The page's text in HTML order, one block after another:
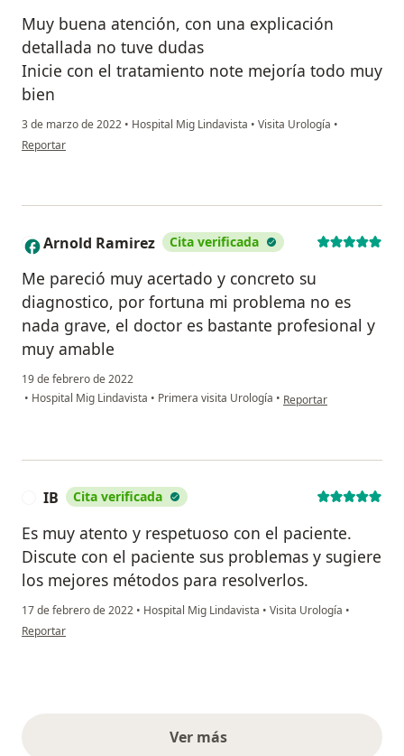
Muy buena atención, con una explicación
detallada no tuve dudas
Inicie con el tratamiento note mejoría todo muy
bien
3 de marzo de 2022 • Hospital Mig Lindavista • Visita Urología •
en opinión del usuario Ana
Reportar
A Arnold Ramirez Cita verificada
Me pareció muy acertado y concreto su
diagnostico, por fortuna mi problema no es
nada grave, el doctor es bastante profesional y
muy amable
19 de febrero de 2022
• Hospital Mig Lindavista • Primera visita Urología • en opinión del usuario
Reportar
IB Cita verificada
Es muy atento y respetuoso con el paciente.
Discute con el paciente sus problemas y sugiere
los mejores métodos para resolverlos.
17 de febrero de 2022 • Hospital Mig Lindavista • Visita Urología •
en opinión del usuario IB
Reportar
Ver másopiniones anteriores